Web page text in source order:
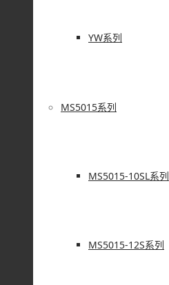
YW系列
MS5015系列
MS5015-10SL系列
MS5015-12S系列